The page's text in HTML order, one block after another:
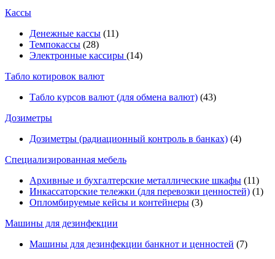
Кассы
Денежные кассы (11)
Темпокассы (28)
Электронные кассиры (14)
Табло котировок валют
Табло курсов валют (для обмена валют) (43)
Дозиметры
Дозиметры (радиационный контроль в банках) (4)
Специализированная мебель
Архивные и бухгалтерские металлические шкафы (11)
Инкассаторские тележки (для перевозки ценностей) (1)
Опломбируемые кейсы и контейнеры (3)
Машины для дезинфекции
Машины для дезинфекции банкнот и ценностей (7)